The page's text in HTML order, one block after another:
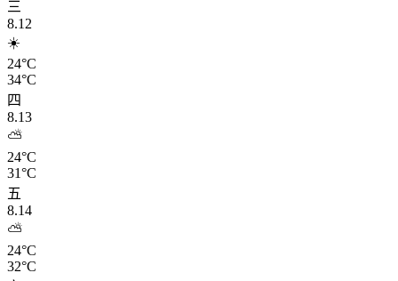
三
8.12
☀️
24°C
34°C
四
8.13
⛅
24°C
31°C
五
8.14
⛅
24°C
32°C